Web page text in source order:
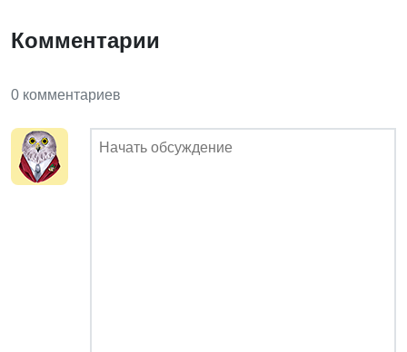
Комментарии
0 комментариев